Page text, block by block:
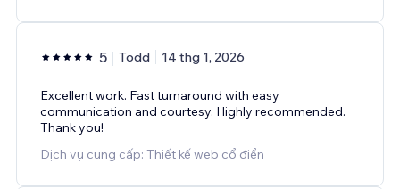
5 Todd 14 thg 1, 2026
Excellent work. Fast turnaround with easy
communication and courtesy. Highly recommended.
Thank you!
Dịch vụ cung cấp: Thiết kế web cổ điển